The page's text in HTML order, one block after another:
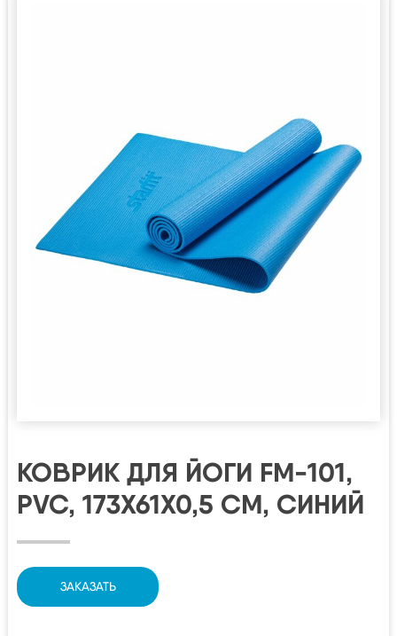
КОВРИК ДЛЯ ЙОГИ FM-101,
PVC, 173X61X0,5 СМ, СИНИЙ
ЗАКАЗАТЬ